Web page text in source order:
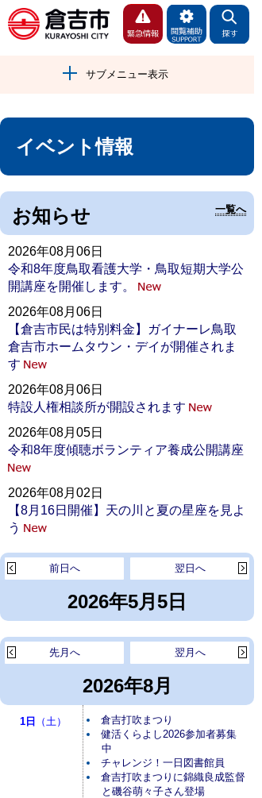
サブメニュー表示
イベント情報
お知らせ 一覧へ
2026年08月06日
令和8年度鳥取看護大学・鳥取短期大学公
開講座を開催します。
2026年08月06日
【倉吉市民は特別料金】ガイナーレ鳥取
倉吉市ホームタウン・デイが開催されま
す
2026年08月06日
特設人権相談所が開設されます
2026年08月05日
令和8年度傾聴ボランティア養成公開講座
2026年08月02日
【8月16日開催】天の川と夏の星座を見よ
う
2026年5月5日
翌日へ
前日へ
2026年8月
翌月へ
先月へ
1日 （土）
倉吉打吹まつり
健活くらよし2026参加者募集
中
チャレンジ！一日図書館員
倉吉打吹まつりに錦織良成監督
と磯谷萌々子さん登場